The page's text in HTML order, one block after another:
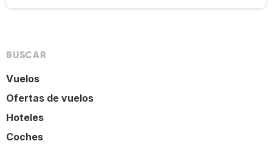
BUSCAR
Vuelos
Ofertas de vuelos
Hoteles
Coches